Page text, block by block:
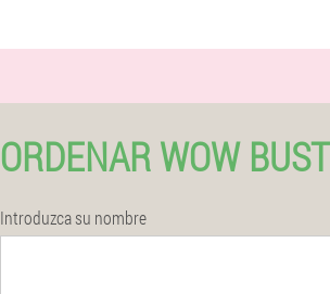
ORDENAR WOW
Introduzca su nombre